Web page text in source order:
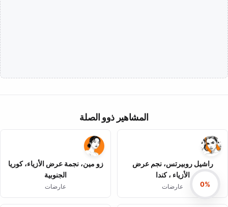
المشاهير ذوو الصلة
راشيل روبيرتس، نجم عرض
الأزياء ، كندا
عارضات
زو مين، نجمة عرض الأزياء، كوريا
الجنوبية
عارضات 0%